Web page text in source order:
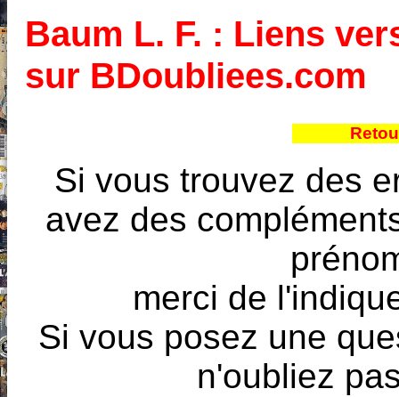
Baum L. F. : Liens
sur BDoubliees.com
Si vous trouvez des
avez des
merci de
Si vous posez une
n'oubliez